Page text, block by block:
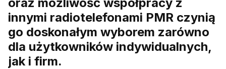
innymi radiotelefonami PMR czynią
go doskonałym wyborem zarówno
dla użytkowników indywidualnych,
jak i firm.